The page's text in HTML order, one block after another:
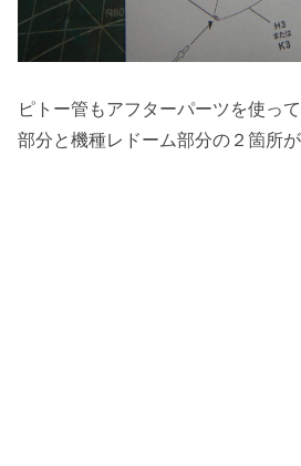
ピトー管もアフターパーツを使っ
部分と機種レドーム部分の２箇所が